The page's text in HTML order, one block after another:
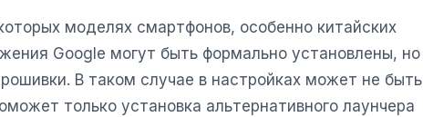
моделях смартфонов, особенно китайских
Google могут быть формально установлены, но
В таком случае в настройках может не быть
только установка альтернативного лаунчера